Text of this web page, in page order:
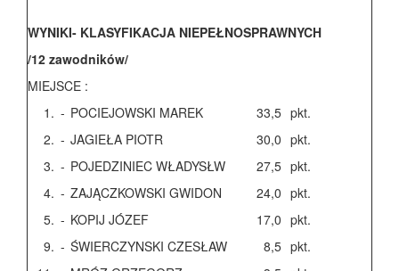
WYNIKI- KLASYFIKACJA NIEPEŁNOSPRAWNYCH
/12 zawodników/
MIEJSCE :
1. - POCIEJOWSKI MAREK 33,5 pkt.
2. - JAGIEŁA PIOTR 30,0 pkt.
3. - POJEDZINIEC WŁADYSŁW 27,5 pkt.
4. - ZAJĄCZKOWSKI GWIDON 24,0 pkt.
5. - KOPIJ JÓZEF 17,0 pkt.
9. - ŚWIERCZYNSKI CZESŁAW 8,5 pkt.